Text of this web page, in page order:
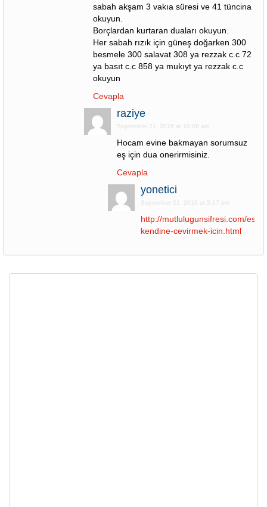
sabah akşam 3 vakıa süresi ve 41 tüncina
okuyun.
Borçlardan kurtaran duaları okuyun.
Her sabah rızık için güneş doğarken 300
besmele 300 salavat 308 ya rezzak c.c 72
ya basıt c.c 858 ya mukıyt ya rezzak c.c
okuyun
Cevapla
raziye
September 21, 2016 at 10:09 am
Hocam evine bakmayan sorumsuz
eş için dua onerirmisiniz.
Cevapla
yonetici
September 21, 2016 at 5:17 pm
http://mutlulugunsifresi.com/esini-
kendine-cevirmek-icin.html